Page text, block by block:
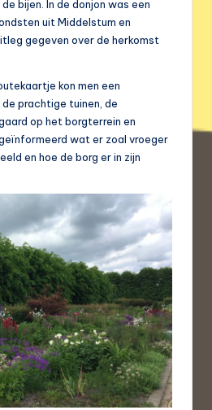
bijen. In de donjon was een
uit Middelstum en
gegeven over de herkomst
kon men een
prachtige tuinen, de
op het borgterrein en
wat er zoal vroeger
en hoe de borg er in zijn